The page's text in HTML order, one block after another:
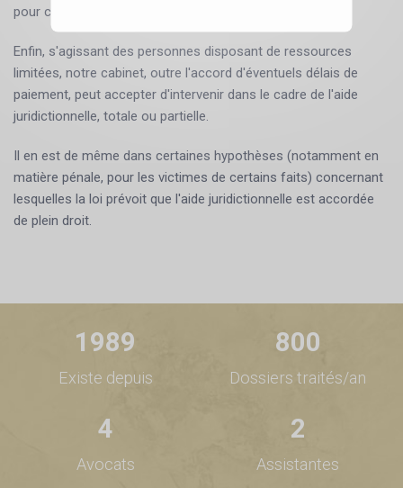
pour certaines procédures.
Enfin, s'agissant des personnes disposant de ressources
limitées, notre cabinet, outre l'accord d'éventuels délais de
paiement, peut accepter d'intervenir dans le cadre de l'aide
juridictionnelle, totale ou partielle.
Il en est de même dans certaines hypothèses (notamment en
matière pénale, pour les victimes de certains faits) concernant
lesquelles la loi prévoit que l'aide juridictionnelle est accordée
de plein droit.
1989
Existe depuis
800
Dossiers traités/an
4
Avocats
2
Assistantes